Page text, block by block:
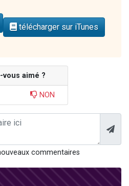
télécharger sur iTunes
vous aimé ?
NON
commentaires